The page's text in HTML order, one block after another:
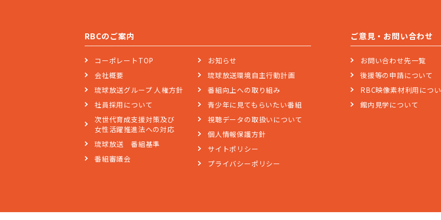
RBCのご案内
コーポレートTOP
会社概要
琉球放送グループ 人権方針
社員採用について
次世代育成支援対策及び
女性活躍推進法への対応
琉球放送 番組基準
番組審議会
お知らせ
琉球放送環境自主行動計画
番組向上への取り組み
青少年に見てもらいたい番組
視聴データの取扱いについて
個人情報保護方針
サイトポリシー
プライバシーポリシー
ご意見・お問い合わせ
お問い合わせ先一覧
後援等の申請について
RBC映像素材利用につ
館内見学について